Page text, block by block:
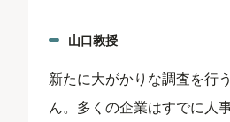
山口教授
新たに大がかりな調査を行
ん。多くの企業はすでに人